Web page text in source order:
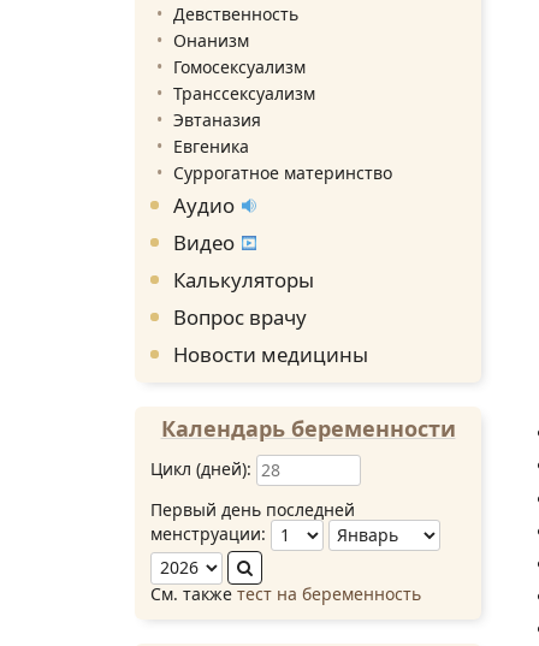
Девственность
Онанизм
Гомосексуализм
Транссексуализм
Эвтаназия
Евгеника
Суррогатное материнство
Аудио
Видео
Калькуляторы
Вопрос врачу
Новости медицины
Календарь беременности
Цикл (дней):
Первый день последней
менструации:
См. также тест на беременность